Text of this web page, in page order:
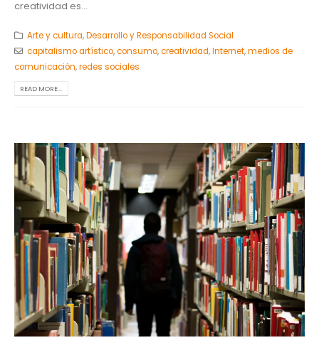
creatividad es...
Arte y cultura,Desarrollo y Responsabilidad Social
capitalismo artístico,consumo,creatividad,Internet,medios de
comunicación,redes sociales
READ MORE...